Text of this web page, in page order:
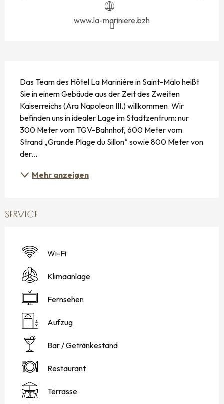
www.la-mariniere.bzh
Das Team des Hôtel La Marinière in Saint-Malo heißt
Sie in einem Gebäude aus der Zeit des Zweiten
Kaiserreichs (Ära Napoleon III.) willkommen. Wir
befinden uns in idealer Lage im Stadtzentrum: nur
300 Meter vom TGV-Bahnhof, 600 Meter vom
Strand „Grande Plage du Sillon“ sowie 800 Meter von
der...
Mehr anzeigen
SERVICE
Wi-Fi
Klimaanlage
Fernsehen
Aufzug
Bar / Getränkestand
Restaurant
Terrasse